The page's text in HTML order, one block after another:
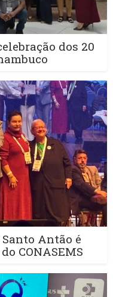
dos 20
Antão é
CONASEMS